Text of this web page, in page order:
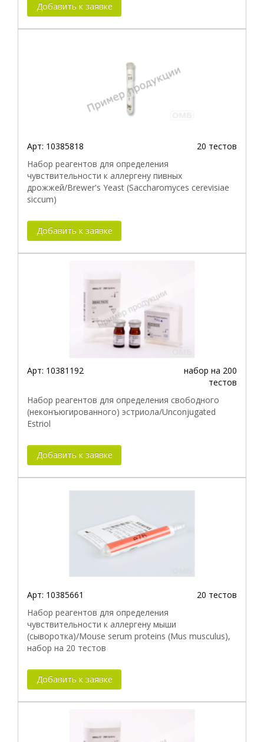
Добавить к заявке
Арт: 10385818
20 тестов
Набор реагентов для определения
чувствительности к аллергену пивных
дрожжей/Brewer's Yeast (Saccharomyces cerevisiae
siccum)
Добавить к заявке
Арт: 10381192
набор на 200
тестов
Набор реагентов для определения свободного
(неконъюгированного) эстриола/Unconjugated
Estriol
Добавить к заявке
Арт: 10385661
20 тестов
Набор реагентов для определения
чувствительности к аллергену мыши
(сыворотка)/Mouse serum proteins (Mus musculus),
набор на 20 тестов
Добавить к заявке